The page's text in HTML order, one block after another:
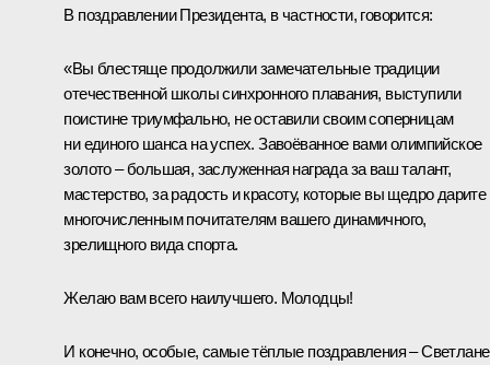
В поздравлении Президента, в частности, говорится:
«Вы блестяще продолжили замечательные традиции
отечественной школы синхронного плавания, выступили
поистине триумфально, не оставили своим соперницам
ни единого шанса на успех. Завоёванное вами олимпийское
золото – большая, заслуженная награда за ваш талант,
мастерство, за радость и красоту, которые вы щедро дарите
многочисленным почитателям вашего динамичного,
зрелищного вида спорта.
Желаю вам всего наилучшего. Молодцы!
И конечно, особые, самые тёплые поздравления – Светлане